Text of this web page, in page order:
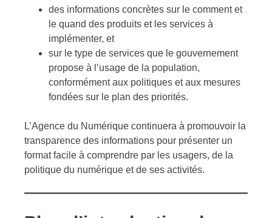
des informations concrètes sur le comment et
le quand des produits et les services à
implémenter, et
sur le type de services que le gouvernement
propose à l’usage de la population,
conformément aux politiques et aux mesures
fondées sur le plan des priorités.
L’Agence du Numérique continuera à promouvoir la
transparence des informations pour présenter un
format facile à comprendre par les usagers, de la
politique du numérique et de ses activités.